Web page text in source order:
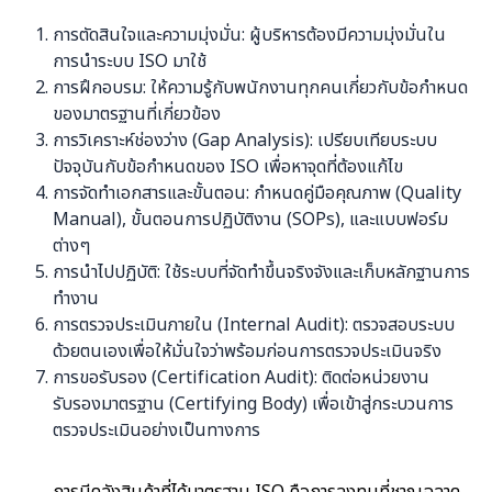
การตัดสินใจและความมุ่งมั่น: ผู้บริหารต้องมีความมุ่งมั่นใน
การนำระบบ ISO มาใช้
การฝึกอบรม: ให้ความรู้กับพนักงานทุกคนเกี่ยวกับข้อกำหนด
ของมาตรฐานที่เกี่ยวข้อง
การวิเคราะห์ช่องว่าง (Gap Analysis): เปรียบเทียบระบบ
ปัจจุบันกับข้อกำหนดของ ISO เพื่อหาจุดที่ต้องแก้ไข
การจัดทำเอกสารและขั้นตอน: กำหนดคู่มือคุณภาพ (Quality
Manual), ขั้นตอนการปฏิบัติงาน (SOPs), และแบบฟอร์ม
ต่างๆ
การนำไปปฏิบัติ: ใช้ระบบที่จัดทำขึ้นจริงจังและเก็บหลักฐานการ
ทำงาน
การตรวจประเมินภายใน (Internal Audit): ตรวจสอบระบบ
ด้วยตนเองเพื่อให้มั่นใจว่าพร้อมก่อนการตรวจประเมินจริง
การขอรับรอง (Certification Audit): ติดต่อหน่วยงาน
รับรองมาตรฐาน (Certifying Body) เพื่อเข้าสู่กระบวนการ
ตรวจประเมินอย่างเป็นทางการ